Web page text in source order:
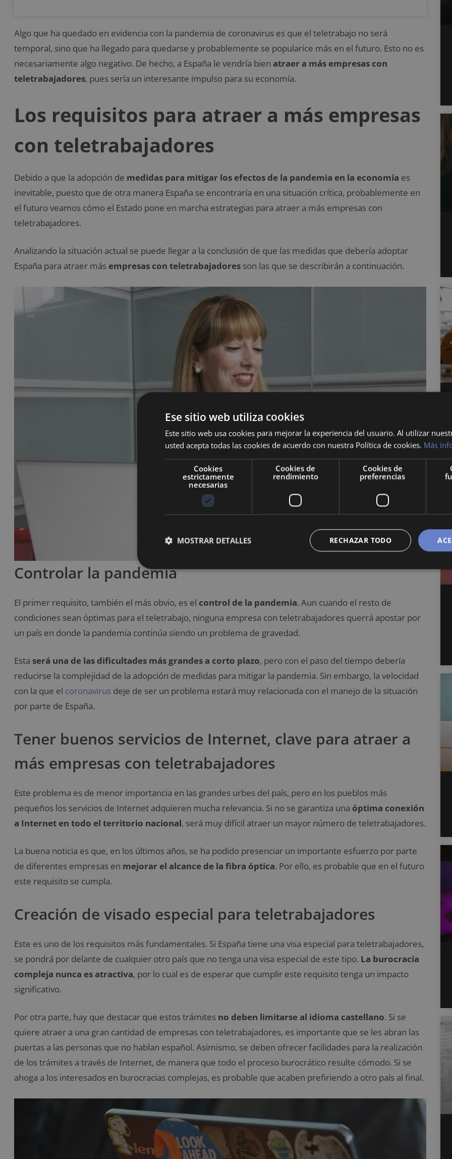
Algo que ha quedado en evidencia con la pandemia de coronavirus es que el teletrabajo no será
temporal, sino que ha llegado para quedarse y probablemente se popularice más en el futuro. Esto no es
necesariamente algo negativo. De hecho, a España le vendría bien atraer a más empresas con
teletrabajadores, pues sería un interesante impulso para su economía.
Los requisitos para atraer a más empresas
con teletrabajadores
Debido a que la adopción de medidas para mitigar los efectos de la pandemia en la economía es
inevitable, puesto que de otra manera España se encontraría en una situación crítica, probablemente en
el futuro veamos cómo el Estado pone en marcha estrategias para atraer a más empresas con
teletrabajadores.
Analizando la situación actual se puede llegar a la conclusión de que las medidas que debería adoptar
España para atraer más empresas con teletrabajadores son las que se describirán a continuación.
Controlar la pandemia
El primer requisito, también el más obvio, es el control de la pandemia. Aun cuando el resto de
condiciones sean óptimas para el teletrabajo, ninguna empresa con teletrabajadores querrá apostar por
un país en donde la pandemia continúa siendo un problema de gravedad.
Esta será una de las dificultades más grandes a corto plazo, pero con el paso del tiempo debería
reducirse la complejidad de la adopción de medidas para mitigar la pandemia. Sin embargo, la velocidad
con la que el coronavirus deje de ser un problema estará muy relacionada con el manejo de la situación
por parte de España.
Tener buenos servicios de Internet, clave para atraer a
más empresas con teletrabajadores
Este problema es de menor importancia en las grandes urbes del país, pero en los pueblos más
pequeños los servicios de Internet adquieren mucha relevancia. Si no se garantiza una óptima conexión
a Internet en todo el territorio nacional, será muy difícil atraer un mayor número de teletrabajadores.
La buena noticia es que, en los últimos años, se ha podido presenciar un importante esfuerzo por parte
de diferentes empresas en mejorar el alcance de la fibra óptica. Por ello, es probable que en el futuro
este requisito se cumpla.
Creación de visado especial para teletrabajadores
Este es uno de los requisitos más fundamentales. Si España tiene una visa especial para teletrabajadores,
se pondrá por delante de cualquier otro país que no tenga una visa especial de este tipo. La burocracia
compleja nunca es atractiva, por lo cual es de esperar que cumplir este requisito tenga un impacto
significativo.
Por otra parte, hay que destacar que estos trámites no deben limitarse al idioma castellano. Si se
quiere atraer a una gran cantidad de empresas con teletrabajadores, es importante que se les abran las
puertas a las personas que no hablan español. Asimismo, se deben ofrecer facilidades para la realización
de los trámites a través de Internet, de manera que todo el proceso burocrático resulte cómodo. Si se
ahoga a los interesados en burocracias complejas, es probable que acaben prefiriendo a otro país al final.
Ese sitio web utiliza cookies
Este sitio web usa cookies para mejorar la experiencia del usuario. Al utilizar
usted acepta todas las cookies de acuerdo con nuestra Política de cookies. Más
Cookies
estrictamente
necesarias
Cookies de
rendimiento
Cookies de
preferencias
RECHAZAR TODO
MOSTRAR DETALLES